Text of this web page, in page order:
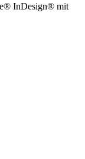
InDesign® mit